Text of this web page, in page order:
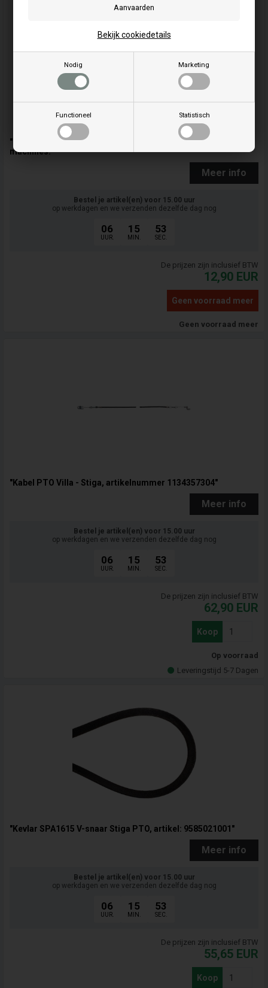
Nodig Marketing
Functioneel Statistisch
Bekijk cookiedetails
"Fjeder - Stiga - Kramp - 1234305880: Veer voor Stiga
machines."
Meer info
Bestel je artikel(en) voor 15.00 uur
op werkdagen en we verzenden dezelfde dag nog
06
UUR.
15
MIN.
52
SEC.
De prijzen zijn inclusief BTW
12,90 EUR
Geen voorraad meer
Geen voorraad meer
"Kabel PTO Villa - Stiga, artikelnummer 1134357304"
Meer info
Bestel je artikel(en) voor 15.00 uur
op werkdagen en we verzenden dezelfde dag nog
06
UUR.
15
MIN.
52
SEC.
De prijzen zijn inclusief BTW
62,90 EUR
Koop
Op voorraad
Leveringstijd 5-7 Dagen
"Kevlar SPA1615 V-snaar Stiga PTO, artikel: 9585021001"
Meer info
Bestel je artikel(en) voor 15.00 uur
op werkdagen en we verzenden dezelfde dag nog
06
UUR.
15
MIN.
52
SEC.
De prijzen zijn inclusief BTW
55,65 EUR
Koop